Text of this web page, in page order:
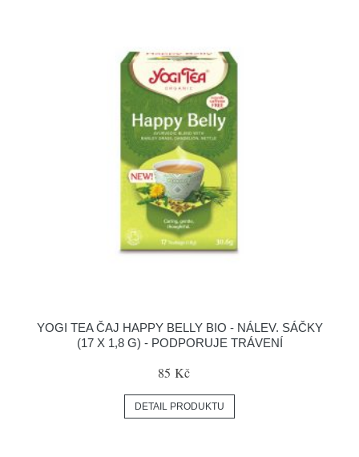
YOGI TEA ČAJ HAPPY BELLY BIO - NÁLEV. SÁČKY
(17 X 1,8 G) - PODPORUJE TRÁVENÍ
85 Kč
DETAIL PRODUKTU